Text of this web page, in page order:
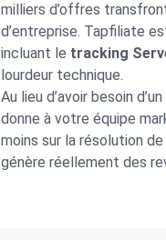
milliers d’offres
d’entreprise. Tapfiliate
incluant le tracking
lourdeur technique.
Au lieu d’avoir besoin
donne à votre équipe
moins sur la résolution
génère réellement des